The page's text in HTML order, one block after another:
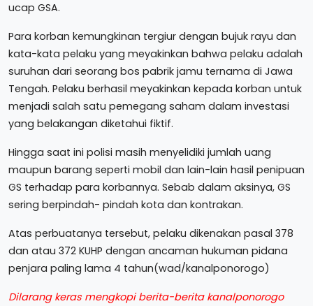
ucap GSA.
Para korban kemungkinan tergiur dengan bujuk rayu dan
kata-kata pelaku yang meyakinkan bahwa pelaku adalah
suruhan dari seorang bos pabrik jamu ternama di Jawa
Tengah. Pelaku berhasil meyakinkan kepada korban untuk
menjadi salah satu pemegang saham dalam investasi
yang belakangan diketahui fiktif.
Hingga saat ini polisi masih menyelidiki jumlah uang
maupun barang seperti mobil dan lain-lain hasil penipuan
GS terhadap para korbannya. Sebab dalam aksinya, GS
sering berpindah- pindah kota dan kontrakan.
Atas perbuatanya tersebut, pelaku dikenakan pasal 378
dan atau 372 KUHP dengan ancaman hukuman pidana
penjara paling lama 4 tahun(wad/kanalponorogo)
Dilarang keras mengkopi berita-berita kanalponorogo